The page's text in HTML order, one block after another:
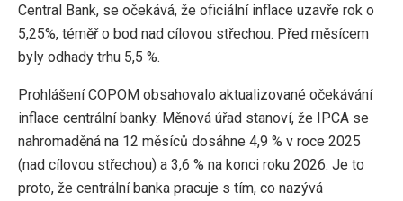
Central Bank, se očekává, že oficiální inflace uzavře rok o
5,25%, téměř o bod nad cílovou střechou. Před měsícem
byly odhady trhu 5,5 %.
Prohlášení COPOM obsahovalo aktualizované očekávání
inflace centrální banky. Měnová úřad stanoví, že IPCA se
nahromaděná na 12 měsíců dosáhne 4,9 % v roce 2025
(nad cílovou střechou) a 3,6 % na konci roku 2026. Je to
proto, že centrální banka pracuje s tím, co nazývá